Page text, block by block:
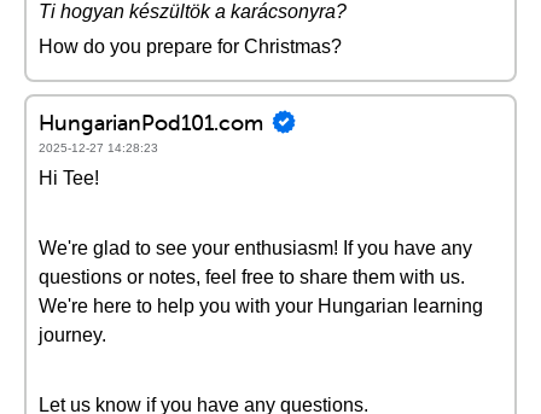
Ti hogyan készültök a karácsonyra?
How do you prepare for Christmas?
HungarianPod101.com
2025-12-27 14:28:23
Hi Tee!
We're glad to see your enthusiasm! If you have any
questions or notes, feel free to share them with us.
We're here to help you with your Hungarian learning
journey.
Let us know if you have any questions.